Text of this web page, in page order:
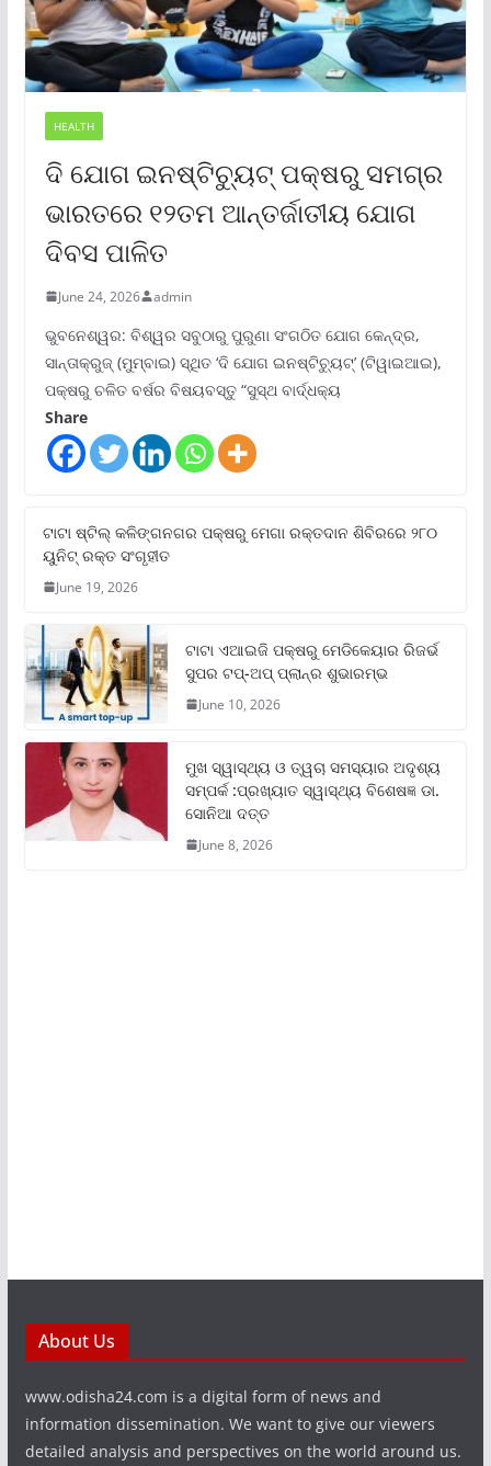
HEALTH
ଦି ଯୋଗ ଇନଷ୍ଟିଚ୍ୟୁଟ୍ ପକ୍ଷରୁ ସମଗ୍ର
ଭାରତରେ ୧୨ତମ ଆନ୍ତର୍ଜାତୀୟ ଯୋଗ
ଦିବସ ପାଳିତ
June 24, 2026 admin
ଭୁବନେଶ୍ୱର: ବିଶ୍ୱର ସବୁଠାରୁ ପୁରୁଣା ସଂଗଠିତ ଯୋଗ କେନ୍ଦ୍ର,
ସାନ୍ତାକ୍ରୁଜ୍ (ମୁମ୍ବାଇ) ସ୍ଥିତ ‘ଦି ଯୋଗ ଇନଷ୍ଟିଚ୍ୟୁଟ୍‌’ (ଟିୱାଇଆଇ),
ପକ୍ଷରୁ ଚଳିତ ବର୍ଷର ବିଷୟବସ୍ତୁ “ସୁସ୍ଥ ବାର୍ଦ୍ଧକ୍ୟ
Share
ଟାଟା ଷ୍ଟିଲ୍‌ କଳିଙ୍ଗନଗର ପକ୍ଷରୁ ମେଗା ରକ୍ତଦାନ ଶିବିରରେ ୨୮୦
ୟୁନିଟ୍‌ ରକ୍ତ ସଂଗୃହୀତ
June 19, 2026
ଟାଟା ଏଆଇଜି ପକ୍ଷରୁ ମେଡିକେୟାର ରିଜର୍ଭ
ସୁପର ଟପ୍‌-ଅପ୍ ପ୍ଲାନ୍‌ର ଶୁଭାରମ୍ଭ
June 10, 2026
ମୁଖ ସ୍ୱାସ୍ଥ୍ୟ ଓ ତ୍ୱଚା ସମସ୍ୟାର ଅଦୃଶ୍ୟ
ସମ୍ପର୍କ :ପ୍ରଖ୍ୟାତ ସ୍ୱାସ୍ଥ୍ୟ ବିଶେଷଜ୍ଞ ଡା.
ସୋନିଆ ଦତ୍ତ
June 8, 2026
About Us
www.odisha24.com is a digital form of news and
information dissemination. We want to give our viewers
detailed analysis and perspectives on the world around us.